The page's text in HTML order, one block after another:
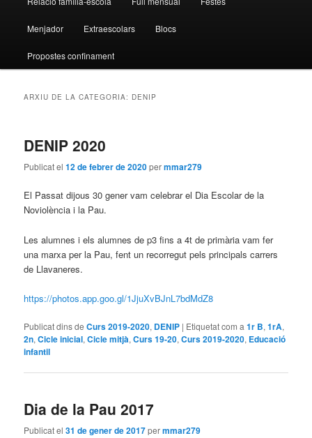
Menjador Extraescolars Blocs
Propostes confinament
ARXIU DE LA CATEGORIA: DENIP
DENIP 2020
Publicat el12 de febrer de 2020permmar279
El Passat dijous 30 gener vam celebrar el Dia Escolar de la
Noviolència i la Pau.
Les alumnes i els alumnes de p3 fins a 4t de primària vam fer
una marxa per la Pau, fent un recorregut pels principals carrers
de Llavaneres.
https://photos.app.goo.gl/1JjuXvBJnL7bdMdZ8
Publicat dins de Curs 2019-2020, DENIP | Etiquetat com a 1r B,1rA,
2n,Cicle inicial,Cicle mitjà,Curs 19-20,Curs 2019-2020, Educació
infantil
Dia de la Pau 2017
Publicat el31 de gener de 2017permmar279